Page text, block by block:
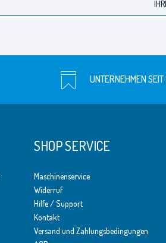
UNTERNEHMEN
SHOP SERVICE
Maschinenservice
Widerruf
Hilfe / Support
Kontakt
Versand und Zahlungsbedingungen